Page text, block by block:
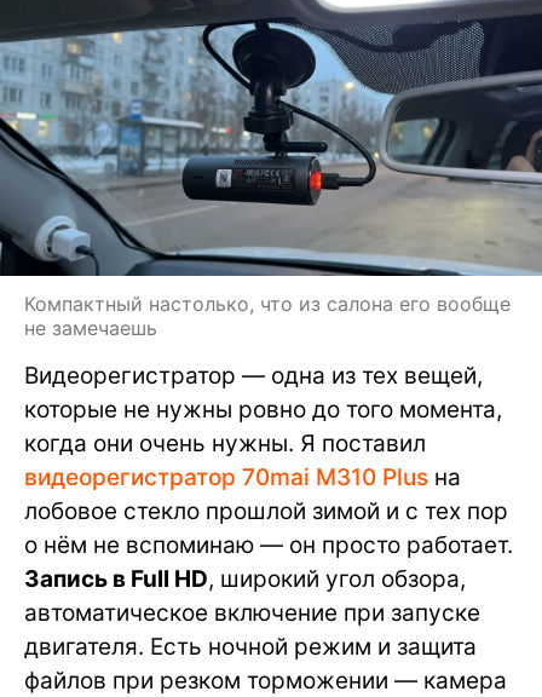
Компактный настолько, что из салона его вообще
не замечаешь
Видеорегистратор — одна из тех вещей,
которые не нужны ровно до того момента,
когда они очень нужны. Я поставил
видеорегистратор 70mai M310 Plus на
лобовое стекло прошлой зимой и с тех пор
о нём не вспоминаю — он просто работает.
Запись в Full HD, широкий угол обзора,
автоматическое включение при запуске
двигателя. Есть ночной режим и защита
файлов при резком торможении — камера